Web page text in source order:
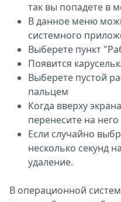
так вы попадете в
В данное меню
системного
Выберете пункт
Появится
Выберете пустой
пальцем
Когда вверху
перенесите на него
Если случайно
несколько секунд
удаление.
В операционной